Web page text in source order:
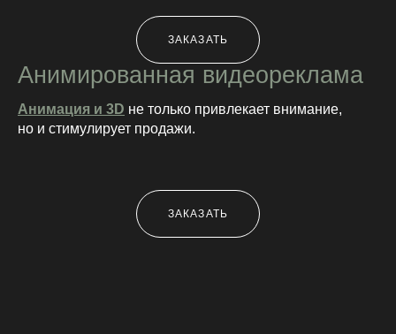
ЗАКАЗАТЬ
Анимированная видеореклама
Анимация и 3D не только привлекает внимание,
но и стимулирует продажи.
ЗАКАЗАТЬ